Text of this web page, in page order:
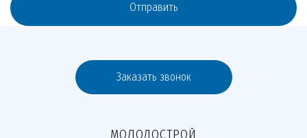
Отправить
Заказать звонок
МОЛОДОСТРОЙ